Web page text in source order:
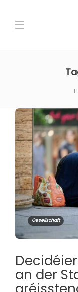
Gesellschaft
an der